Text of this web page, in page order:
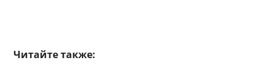
Читайте также: